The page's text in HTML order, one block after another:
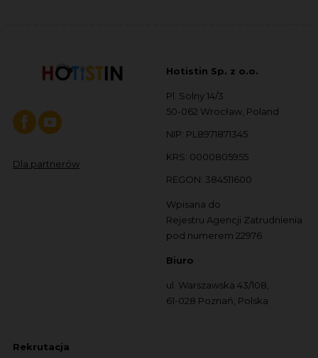
Dla partnerów
Hotistin Sp. z o.o.
Pl. Solny 14/3
50-062 Wrocław, Poland
NIP: PL8971871345
KRS: 0000805955
REGON: 384511600
Wpisana do
Rejestru Agencji Zatrudnienia
pod numerem 22976
Biuro
ul. Warszawska 43/108,
61-028 Poznań, Polska
Rekrutacja